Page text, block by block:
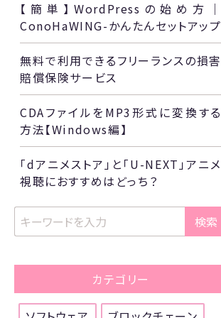
【簡単】WordPressの始め方｜
ConoHaWING-かんたんセットアップ
無料で利用できるフリーランスの損害
賠償保険サービス
CDAファイルをMP3形式に変換する
方法【Windows編】
「dアニメストア」と「U-NEXT」アニメ
視聴におすすめはどっち？
検索
カテゴリー